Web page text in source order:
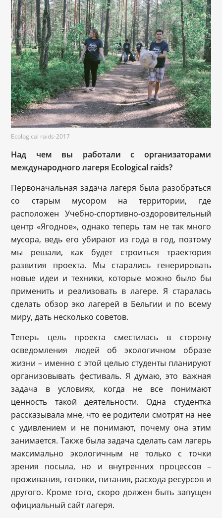
Ecological raids-2017
Над чем вы работали с организаторами
международного лагеря Ecological raids?
Первоначальная задача лагеря была разобраться
со старым мусором на территории, где
расположен Учебно-спортивно-оздоровительный
центр «Ягодное», однако теперь там не так много
мусора, ведь его убирают из года в год, поэтому
мы решали, как будет строиться траектория
развития проекта. Мы старались генерировать
новые идеи и техники, которые можно было бы
применить и реализовать в лагере. Я старалась
сделать обзор эко лагерей в Бельгии и по всему
миру, дать несколько советов.
Теперь цель проекта сместилась в сторону
осведомления людей об экологичном образе
жизни – именно с этой целью студенты планируют
организовывать фестиваль. Я думаю, это важная
задача в условиях, когда не все понимают
ценность такой деятельности. Одна студентка
рассказывала мне, что ее родители смотрят на нее
с удивлением и не понимают, почему она этим
занимается. Также была задача сделать сам лагерь
максимально экологичным не только с точки
зрения посыла, но и внутренних процессов –
проживания, готовки, питания, расхода ресурсов и
другого. Кроме того, скоро должен быть запущен
официальный сайт лагеря.